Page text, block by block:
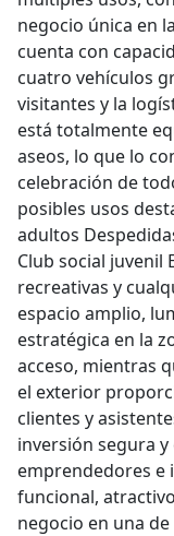
negocio única en
cuenta con
cuatro vehículos
visitantes y la
está totalmente
aseos, lo que lo
celebración de
posibles usos
adultos
Club social juvenil
recreativas y
espacio amplio,
estratégica en la
acceso, mientras
el exterior
clientes y
inversión segura
emprendedores e
funcional,
negocio en una